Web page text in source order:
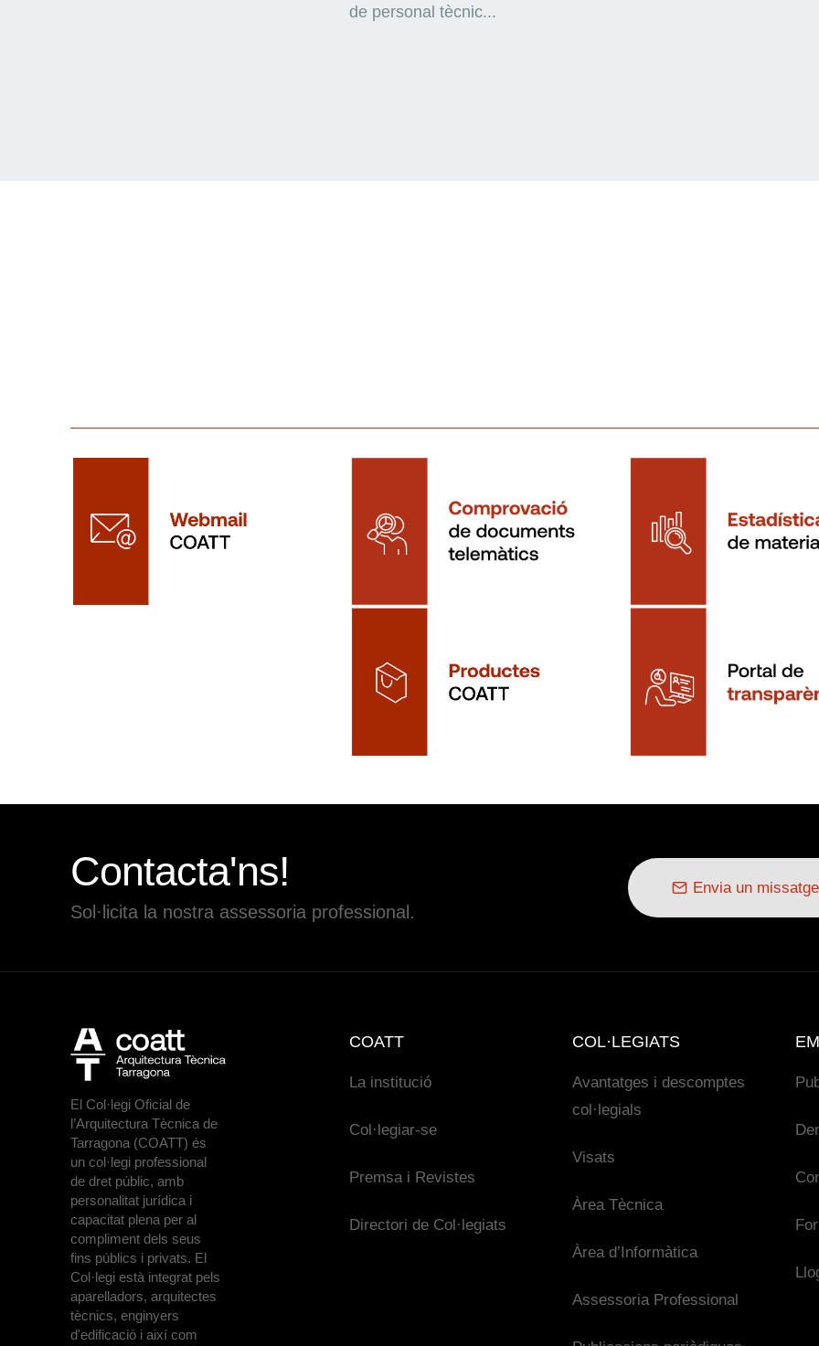
de personal tècnic...
Contacta'ns!
Sol·licita la nostra assessoria professional.
Envia un missatge
El Col·legi Oficial de
l’Arquitectura Tècnica de
Tarragona (COATT) és
un col·legi professional
de dret públic, amb
personalitat jurídica i
capacitat plena per al
compliment dels seus
fins públics i privats. El
Col·legi està integrat pels
aparelladors, arquitectes
tècnics, enginyers
d'edificació i així com
COATT
La institució
Col·legiar-se
Premsa i Revistes
Directori de Col·legiats
COL·LEGIATS
Avantatges i descomptes
col·legials
Visats
Àrea Tècnica
Àrea d’Informàtica
Assessoria Professional